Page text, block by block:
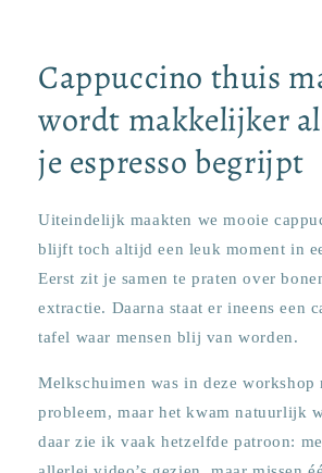
Cappuccino thuis
wordt makkelijker
je espresso begrijpt
Uiteindelijk maakten we mooie
blijft toch altijd een leuk moment in
Eerst zit je samen te praten over
extractie. Daarna staat er ineens een
tafel waar mensen blij van worden.
Melkschuimen was in deze workshop
probleem, maar het kwam natuurlijk
daar zie ik vaak hetzelfde patroon: